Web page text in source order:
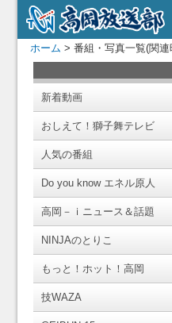
ホーム > 番組・写真一覧(関
新着動画
おしえて！獅子舞テレビ
人気の番組
Do you know エネル原人
高岡－ｉニュース＆話題
NINJAのとりこ
もっと！ホット！高岡
技WAZA